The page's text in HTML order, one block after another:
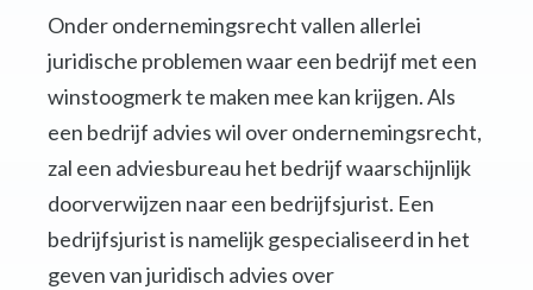
Onder ondernemingsrecht vallen allerlei
juridische problemen waar een bedrijf met een
winstoogmerk te maken mee kan krijgen. Als
een bedrijf advies wil over ondernemingsrecht,
zal een adviesbureau het bedrijf waarschijnlijk
doorverwijzen naar een bedrijfsjurist. Een
bedrijfsjurist is namelijk gespecialiseerd in het
geven van juridisch advies over